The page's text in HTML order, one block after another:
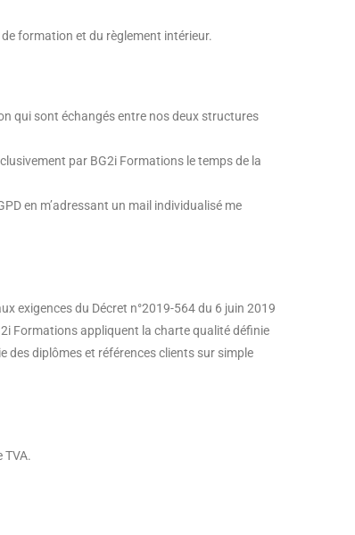
formation et du règlement intérieur.
qui sont échangés entre nos deux structures
par BG2i Formations le temps de la
en m’adressant un mail individualisé me
exigences du Décret n°2019-564 du 6 juin 2019
Formations appliquent la charte qualité définie
des diplômes et références clients sur simple